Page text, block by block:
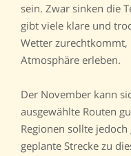
sein. Zwar sinken die
gibt viele klare und
Wetter
Atmosphäre erleben.
Der November kann
ausgewählte Routen
Regionen sollte
geplante Strecke zu